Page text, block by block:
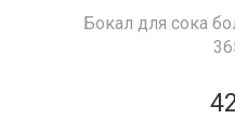
Бокал для сока